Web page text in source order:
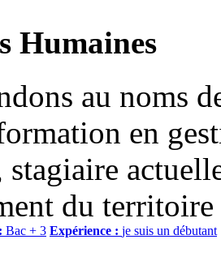
Humaines
au noms
en
du territoire
Bac + 3 Expérience : je suis un débutant